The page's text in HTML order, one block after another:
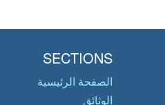
SECTIONS
الصفحة الرئيسية
الوثائق